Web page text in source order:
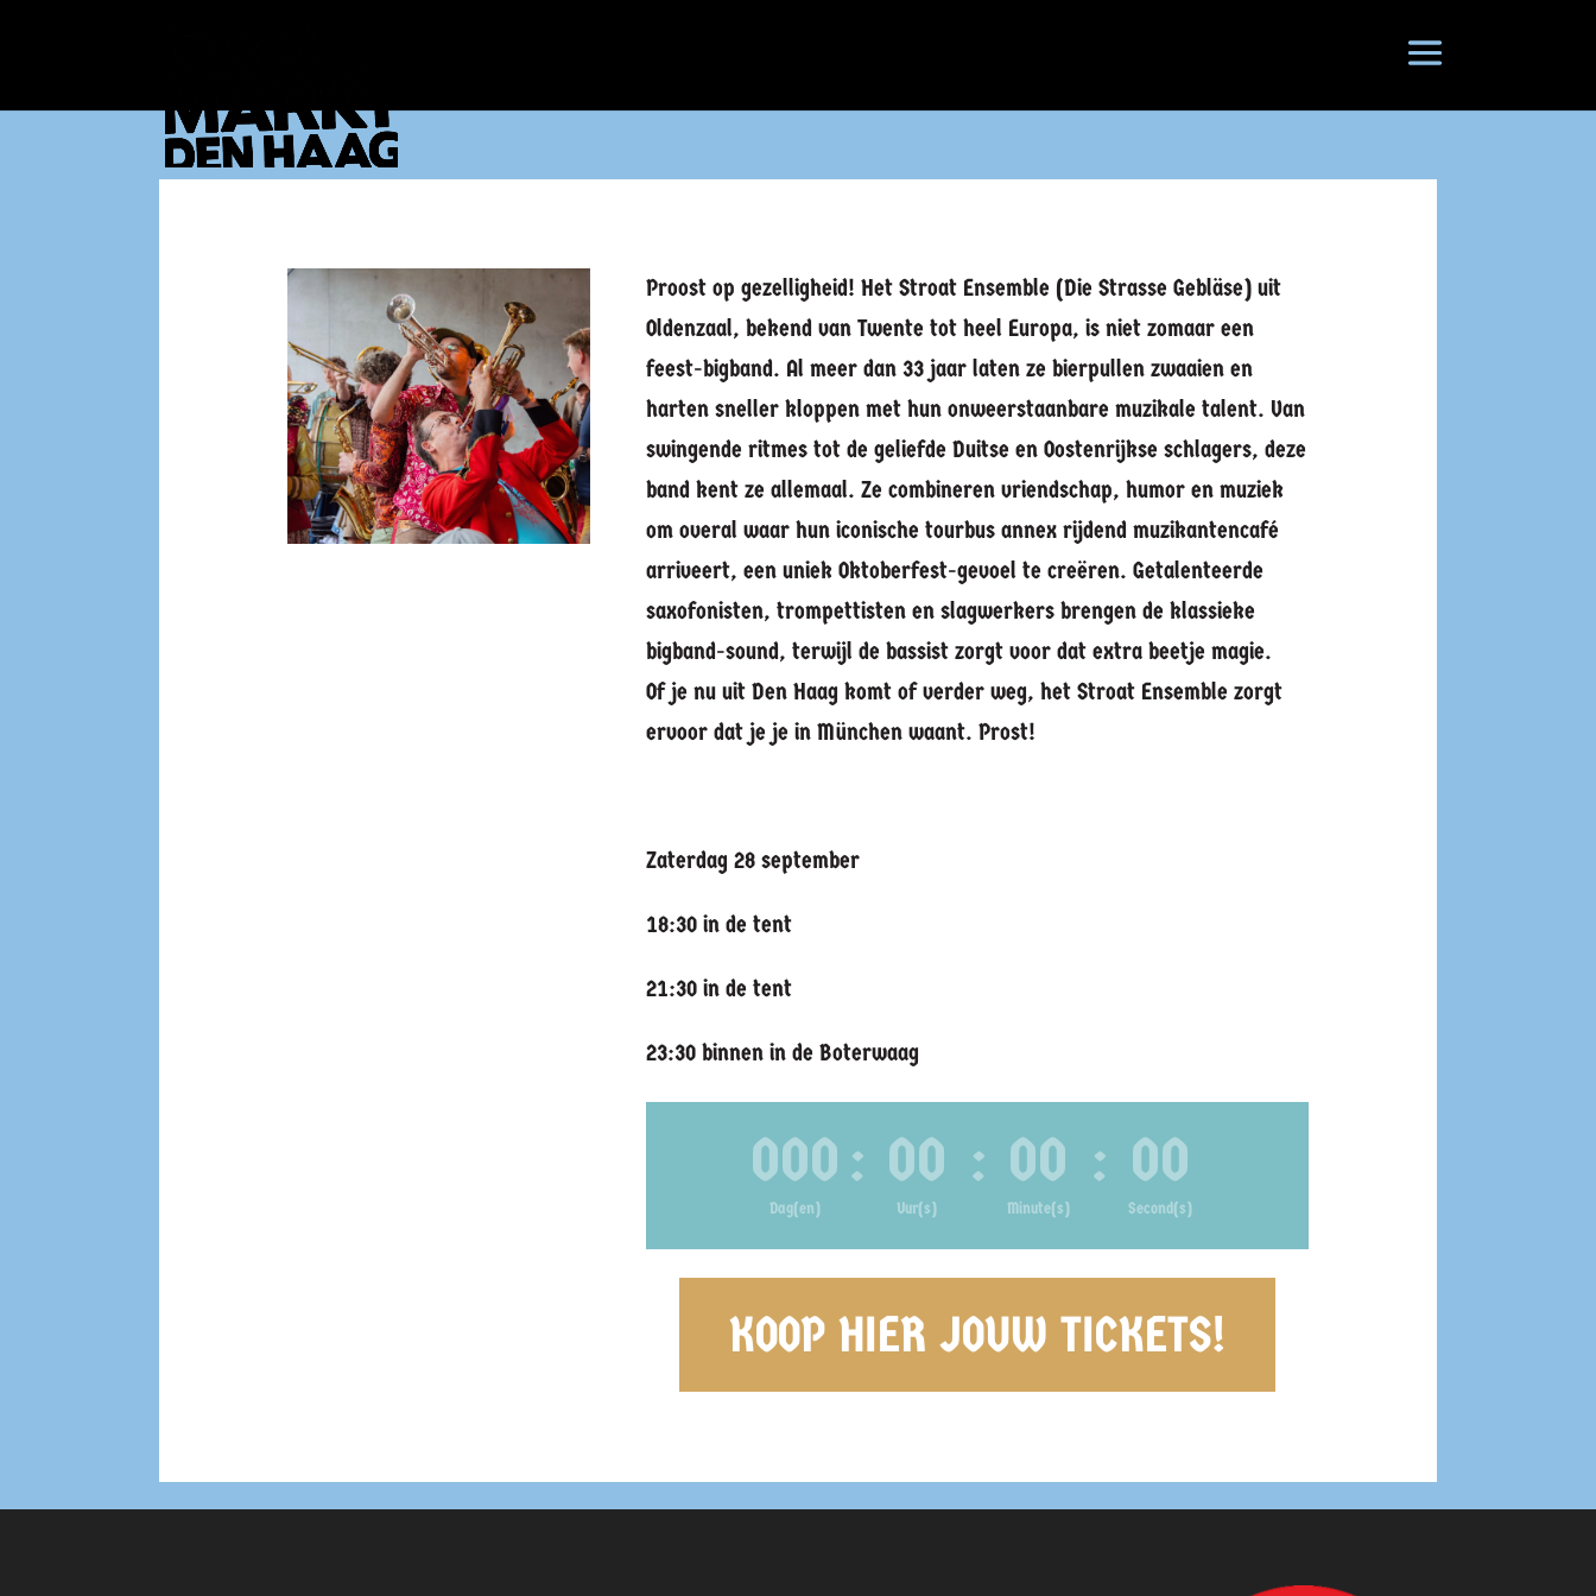
Proost op gezelligheid! Het Stroat Ensemble (Die Strasse Gebläse) uit
Oldenzaal, bekend van Twente tot heel Europa, is niet zomaar een
feest-bigband. Al meer dan 33 jaar laten ze bierpullen zwaaien en
harten sneller kloppen met hun onweerstaanbare muzikale talent. Van
swingende ritmes tot de geliefde Duitse en Oostenrijkse schlagers, deze
band kent ze allemaal. Ze combineren vriendschap, humor en muziek
om overal waar hun iconische tourbus annex rijdend muzikantencafé
arriveert, een uniek Oktoberfest-gevoel te creëren. Getalenteerde
saxofonisten, trompettisten en slagwerkers brengen de klassieke
bigband-sound, terwijl de bassist zorgt voor dat extra beetje magie.
Of je nu uit Den Haag komt of verder weg, het Stroat Ensemble zorgt
ervoor dat je je in München waant. Prost!
Zaterdag 28 september
18:30 in de tent
21:30 in de tent
23:30 binnen in de Boterwaag
000
Dag(en)
: 00
Uur(s)
: 00
Minute(s)
: 00
Second(s)
KOOP HIER JOUW TICKETS!